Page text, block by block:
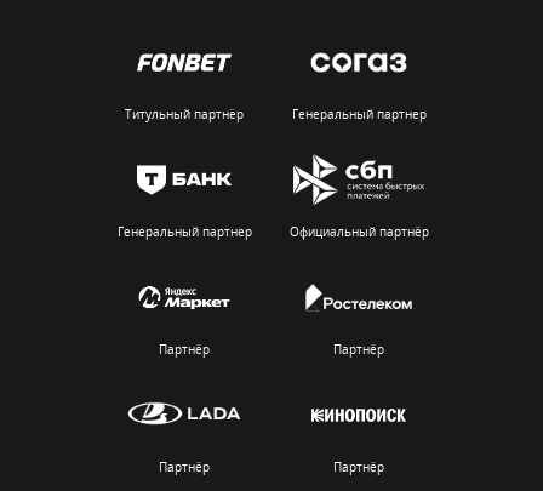
Титульный партнёр Генеральный партнер
Генеральный партнер Официальный партнёр
Партнёр Партнёр
Партнёр Партнёр